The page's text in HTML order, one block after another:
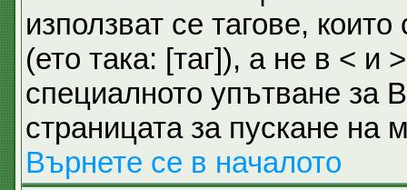
използват се тагове,
(ето така: [таг]), а не в <
специалното упътване за
страницата за пускане на
Върнете се в началото